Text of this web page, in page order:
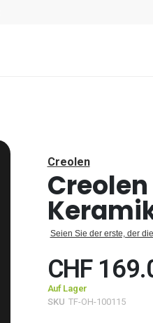
Creolen
Keramik
Seien Sie der erste, der
CHF
Auf Lager
SKU TF-OH-100115